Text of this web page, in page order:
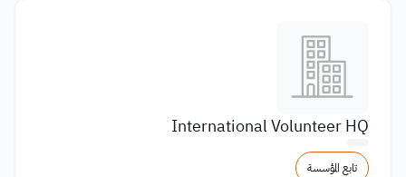
International Volunteer HQ
تابع المؤسسة